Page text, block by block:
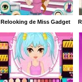
Relooking de Miss Gadget